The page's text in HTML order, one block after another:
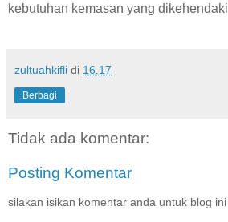
kebutuhan kemasan yang dikehendaki
zultuahkifli di 16.17
Berbagi
Tidak ada komentar:
Posting Komentar
silakan isikan komentar anda untuk blog ini